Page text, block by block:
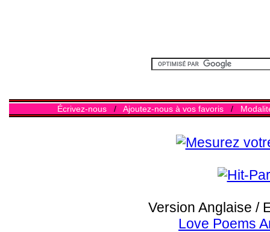
Écrivez-nous/ Ajoutez-nous à vos favoris/
Version Anglaise /
Love Poems